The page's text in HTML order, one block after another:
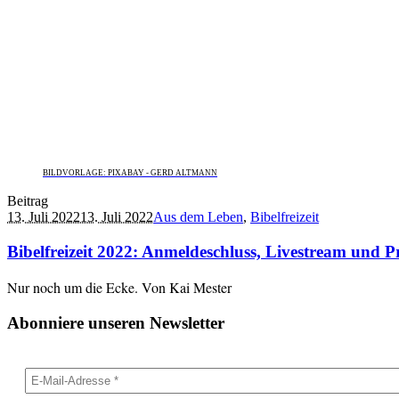
BILDVORLAGE: PIXABAY - GERD ALTMANN
Beitrag
13. Juli 202213. Juli 2022Aus dem Leben, Bibelfreizeit
Bibelfreizeit 2022: Anmeldeschluss, Livestream und
Nur noch um die Ecke. Von Kai Mester
Abonniere unseren Newsletter